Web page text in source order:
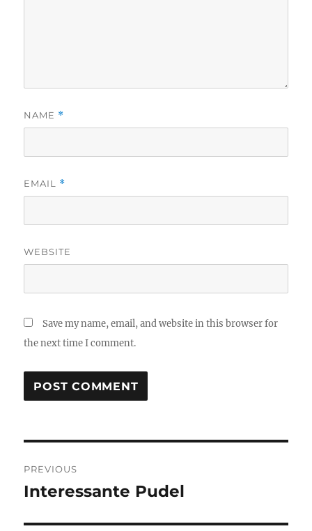
NAME *
EMAIL *
WEBSITE
Save my name, email, and website in this browser for
the next time I comment.
navigation
PREVIOUS
Previous
Interessante Pudel